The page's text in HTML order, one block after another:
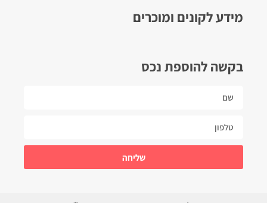
מידע לקונים ומוכרים
בקשה להוספת נכס
שליחה